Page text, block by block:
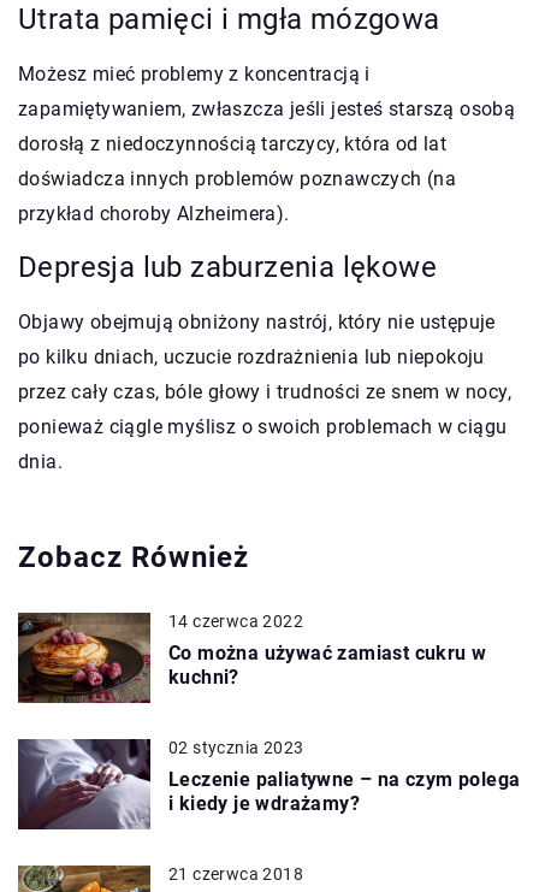
Utrata pamięci i mgła mózgowa
Możesz mieć problemy z koncentracją i
zapamiętywaniem, zwłaszcza jeśli jesteś starszą osobą
dorosłą z niedoczynnością tarczycy, która od lat
doświadcza innych problemów poznawczych (na
przykład choroby Alzheimera).
Depresja lub zaburzenia lękowe
Objawy obejmują obniżony nastrój, który nie ustępuje
po kilku dniach, uczucie rozdrażnienia lub niepokoju
przez cały czas, bóle głowy i trudności ze snem w nocy,
ponieważ ciągle myślisz o swoich problemach w ciągu
dnia.
Zobacz Również
14 czerwca 2022
Co można używać zamiast cukru w
kuchni?
02 stycznia 2023
Leczenie paliatywne – na czym polega
i kiedy je wdrażamy?
21 czerwca 2018